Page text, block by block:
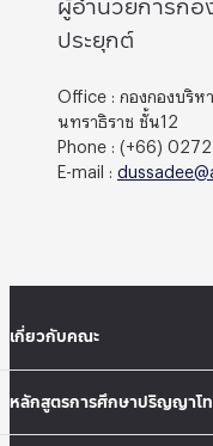
ประยุกต์
Office : กองกองบริห
นทราธิราช ชั้น12
Phone : (+66)
E-mail :
เกี่ยวกับคณะ
หลักสูตรการศึกษาปริญญาโท